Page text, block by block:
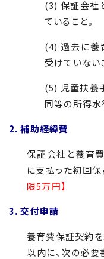
(3) 保証会社
ていること。
(4) 過去に養
受けていない
(5) 児童扶養
同等の所得水
2．補助経緯費
保証会社と養育
に支払った初回
限5万円】
3．交付申請
養育費保証契約
以内に、次の必